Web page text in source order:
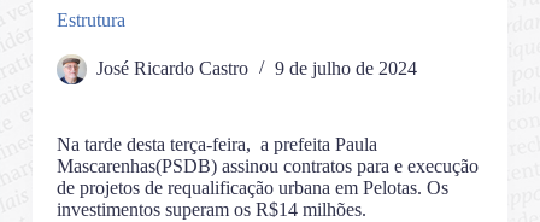
Estrutura
José Ricardo Castro 9 de julho de 2024
Na tarde desta terça-feira, a prefeita Paula
Mascarenhas(PSDB) assinou contratos para e execução
de projetos de requalificação urbana em Pelotas. Os
investimentos superam os R$14 milhões.